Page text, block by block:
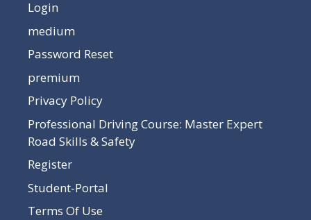
Login
medium
Password Reset
premium
Privacy Policy
Professional Driving Course: Master Expert
Road Skills & Safety
Register
Student-Portal
Terms Of Use